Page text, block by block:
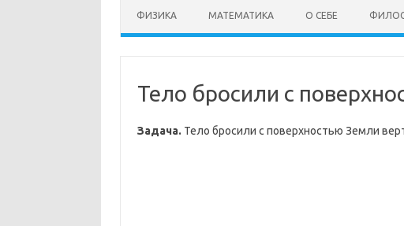
ФИЗИКА МАТЕМАТИКА О СЕБЕ
Тело бросили с
Задача. Тело бросили с поверхностью Земли